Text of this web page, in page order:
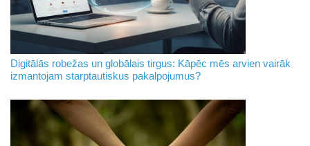
Digitālās robežas un globālais tirgus: Kāpēc mēs arvien vairāk
izmantojam starptautiskus pakalpojumus?